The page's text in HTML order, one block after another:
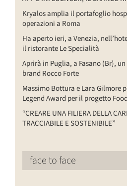
Kryalos amplia il portafoglio
operazioni a Roma
Ha aperto ieri, a Venezia,
il ristorante Le Specialità
Aprirà in Puglia, a Fasano (Br),
brand Rocco Forte
Massimo Bottura e Lara Gilmore
Legend Award per il progetto
“CREARE UNA FILIERA DELLA
TRACCIABILE E SOSTENIBILE”
face to face